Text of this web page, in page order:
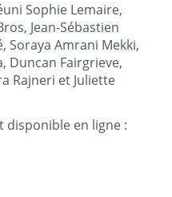
Sophie Lemaire,
Jean-Sébastien
Soraya Amrani Mekki,
Duncan Fairgrieve,
Rajneri et Juliette
disponible en ligne :